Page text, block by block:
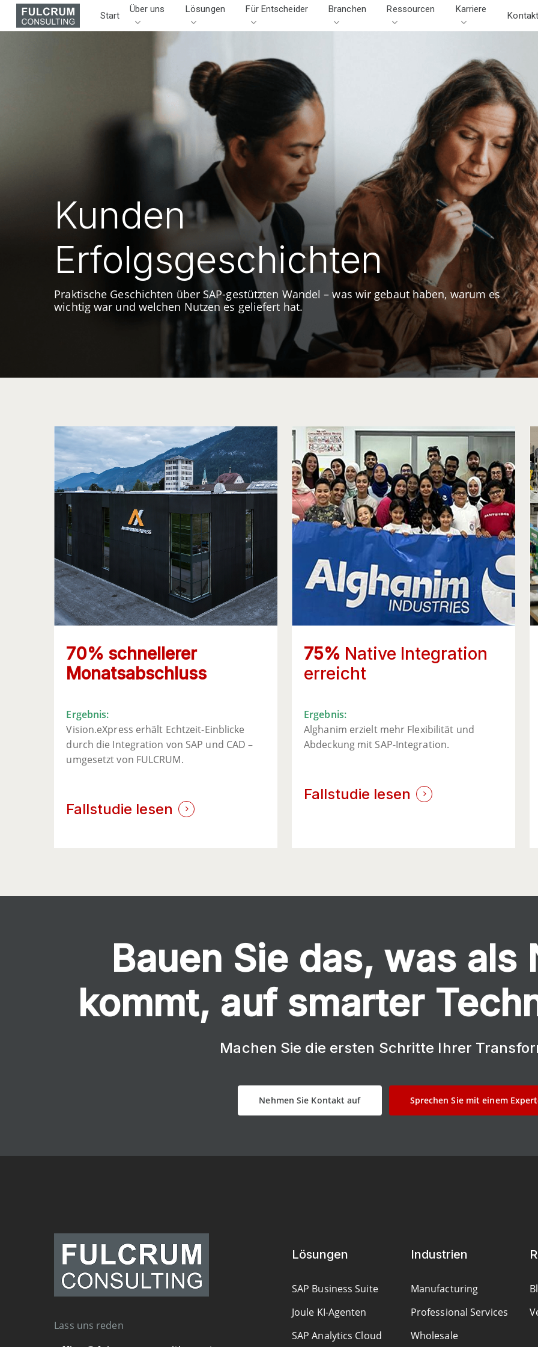
Skip
Start
Über uns Lösungen Für Entscheider Branchen Ressourcen Karriere
Kunden
Erfolgsgeschichten
Praktische Geschichten über SAP-gestützten Wandel – was wir gebaut haben, warum es
wichtig war und welchen Nutzen es geliefert hat.
70% schnellerer
Monatsabschluss
Ergebnis:
Vision.eXpress erhält Echtzeit-Einblicke
durch die Integration von SAP und CAD –
umgesetzt von FULCRUM.
Fallstudie lesen
75% Native Integration
erreicht
Ergebnis:
Alghanim erzielt mehr Flexibilität und
Abdeckung mit SAP-Integration.
Fallstudie lesen
Bauen Sie das, was als
kommt, auf smarter
Machen Sie die ersten Schritte Ihrer
Nehmen Sie Kontakt auf Sprechen Sie mit einem
Lass uns reden
Lösungen
SAP Business Suite
Joule KI-Agenten
SAP Analytics Cloud
Industrien
Manufacturing
Professional Services
Wholesale